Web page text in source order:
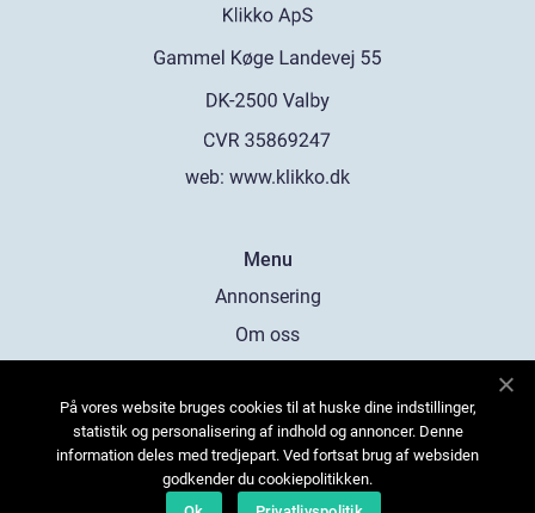
web: www.klikko.dk
Menu
Annonsering
Om oss
Kontakta oss
Sitemap
På vores website bruges cookies til at huske dine indstillinger,
statistik og personalisering af indhold og annoncer. Denne
information deles med tredjepart. Ved fortsat brug af websiden
godkender du cookiepolitikken.